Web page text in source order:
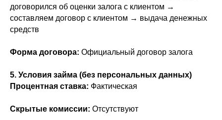
договорился об оценки залога с клиентом →
составляем договор с клиентом → выдача денежных
средств
Форма договора: Официальный договор залога
5. Условия займа (без персональных данных)
Процентная ставка: Фактическая
Скрытые комиссии: Отсутствуют